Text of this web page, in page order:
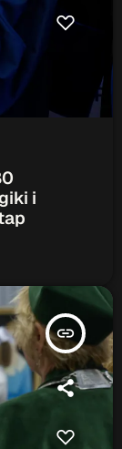
i
insert_link